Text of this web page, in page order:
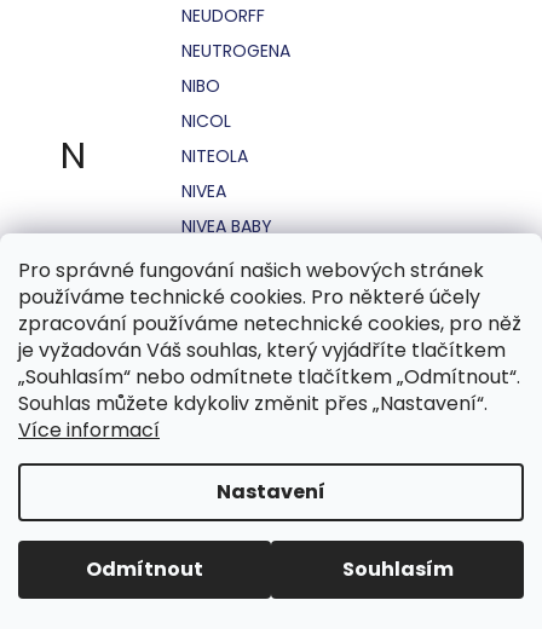
Pro správné fungování našich webových stránek
používáme technické cookies. Pro některé účely
zpracování používáme netechnické cookies, pro něž
je vyžadován Váš souhlas, který vyjádříte tlačítkem
„Souhlasím“ nebo odmítnete tlačítkem „Odmítnout“.
Souhlas můžete kdykoliv změnit přes „Nastavení“.
Více informací
Nastavení
Odmítnout Souhlasím
N
NEUDORFF
NEUTROGENA
NIBO
NICOL
NITEOLA
NIVEA
NIVEA BABY
NIVEA MEN
NIVEA SUN
NO STRESS
NOHEL GARDEN
NORDICS
NUK
O.B.
OASIS